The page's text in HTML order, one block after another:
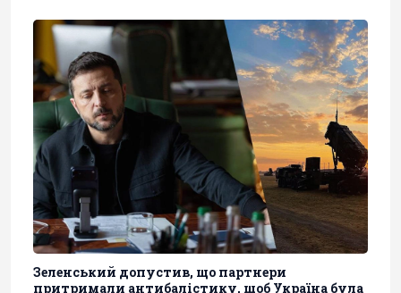
Зеленський допустив, що партнери
притримали антибалістику, щоб Україна була